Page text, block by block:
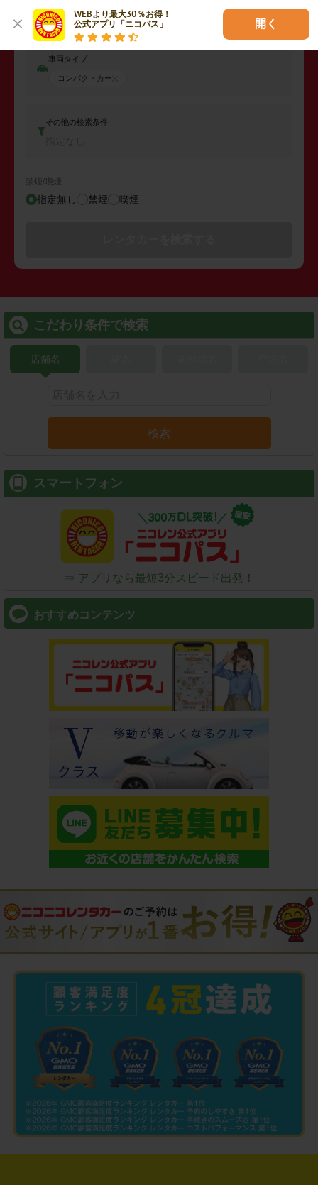
WEBより最大30％お得！
公式アプリ「ニコパス」
開く
2026年08月10日 (月) 12:00
車両タイプ
コンパクトカー
その他の検索条件
禁煙/喫煙
指定無し 禁煙 喫煙
こだわり条件で検索
店舗名
検索
スマートフォン
⇒ アプリなら最短3分スピード出発！
おすすめコンテンツ